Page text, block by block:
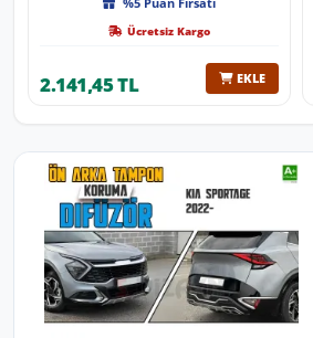
Ücretsiz Kargo
2.141,45 TL EKLE